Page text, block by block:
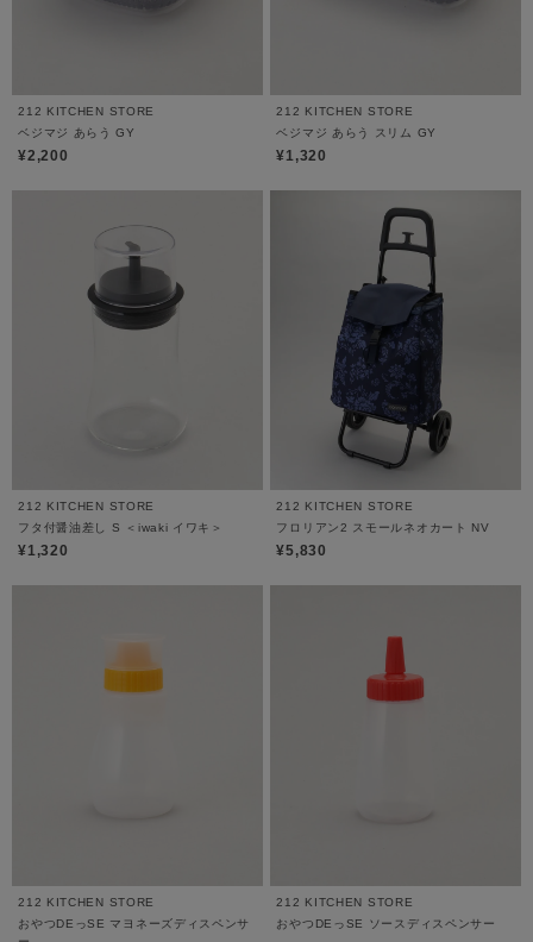
212 KITCHEN STORE
ベジマジ あらう GY
¥2,200
212 KITCHEN STORE
ベジマジ あらう スリム GY
¥1,320
212 KITCHEN STORE
フタ付醤油差し S ＜iwaki イワキ＞
¥1,320
212 KITCHEN STORE
フロリアン2 スモールネオカート NV
¥5,830
212 KITCHEN STORE
おやつDEっSE マヨネーズディスペンサ
212 KITCHEN STORE
おやつDEっSE ソースディスペンサー